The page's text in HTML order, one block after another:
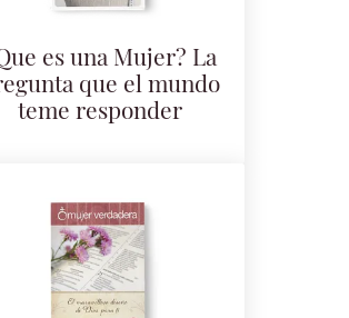
es una Mujer? La
que el mundo
teme responder